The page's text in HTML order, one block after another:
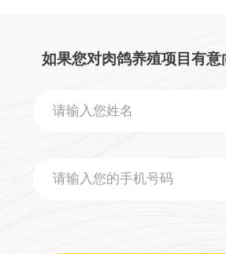
如果您对肉鸽养殖项目有意